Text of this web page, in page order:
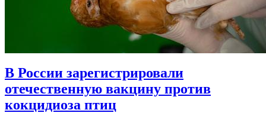
В России зарегистрировали
отечественную вакцину против
кокцидиоза птиц